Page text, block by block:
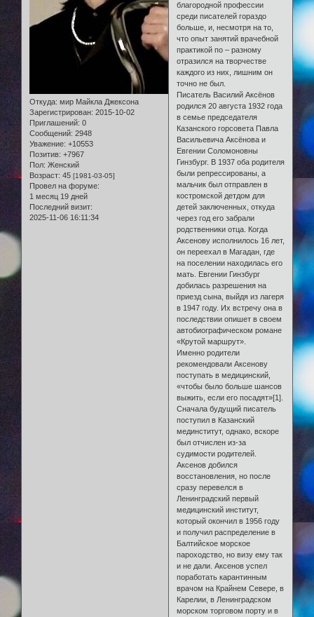
Откуда: мир Майкла Джексона
Зарегистрирован: 2015-10-02
Приглашений: 0
Сообщений: 2948
Уважение: +10553
Позитив: +7967
Пол: Женский
Возраст: 45 [1981-03-05]
Провел на форуме:
1 месяц 19 дней
Последний визит:
2025-11-06 16:11:34
благородной профессии
среди писателей гораздо
больше, и, несмотря на то,
что опыт занятий врачебной
практикой по – разному
отразился на творчестве
каждого из них, лишним он
точно не был.
Писатель Василий Аксёнов
родился 20 августа 1932 года
в семье председателя
Казанского горсовета Павла
Васильевича Аксёнова и
Евгении Соломоновны
Гинзбург. В 1937 оба родителя
были репрессированы, а
мальчик был отправлен в
костромской детдом для
детей заключенных, откуда
через год его забрали
родственники отца. Когда
Аксенову исполнилось 16 лет,
он переехал в Магадан, где
на поселении находилась его
мать. Евгении Гинзбург
добилась разрешения на
приезд сына, выйдя из лагеря
в 1947 году. Их встречу она в
последствии опишет в своем
автобиографическом романе
«Крутой маршрут».
Именно родители
рекомендовали Аксенову
поступать в медицинский,
«чтобы было больше шансов
выжить, если его посадят»[1].
Сначала будущий писатель
поступил в Казанский
мединститут, однако, вскоре
был отчислен из-за
судимости родителей.
Аксенов добился
восстановления, но после
сразу перевелся в
Ленинградский первый
медицинский институт,
который окончил в 1956 году
и получил распределение в
Балтийское морское
пароходство, но визу ему так
и не дали. Аксенов успел
поработать карантинным
врачом на Крайнем Севере, в
Карелии, в Ленинградском
морском торговом порту и в